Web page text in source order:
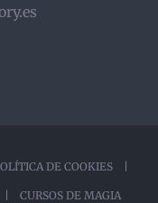
DE COOKIES |
| CURSOS DE MAGIA